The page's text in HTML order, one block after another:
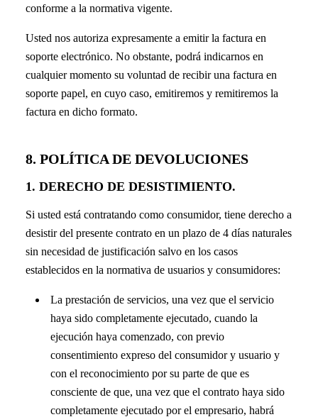
conforme a la normativa vigente.
Usted nos autoriza expresamente a emitir la factura en
soporte electrónico. No obstante, podrá indicarnos en
cualquier momento su voluntad de recibir una factura en
soporte papel, en cuyo caso, emitiremos y remitiremos la
factura en dicho formato.
8. POLÍTICA DE DEVOLUCIONES
1. DERECHO DE DESISTIMIENTO.
Si usted está contratando como consumidor, tiene derecho a
desistir del presente contrato en un plazo de 4 días naturales
sin necesidad de justificación salvo en los casos
establecidos en la normativa de usuarios y consumidores:
La prestación de servicios, una vez que el servicio
haya sido completamente ejecutado, cuando la
ejecución haya comenzado, con previo
consentimiento expreso del consumidor y usuario y
con el reconocimiento por su parte de que es
consciente de que, una vez que el contrato haya sido
completamente ejecutado por el empresario, habrá